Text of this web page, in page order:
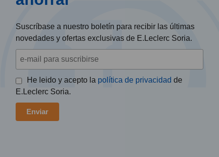
Suscríbase a nuestro boletín para recibir las últimas
novedades y ofertas exclusivas de E.Leclerc Soria.
He leido y acepto la política de privacidad de
E.Leclerc Soria.